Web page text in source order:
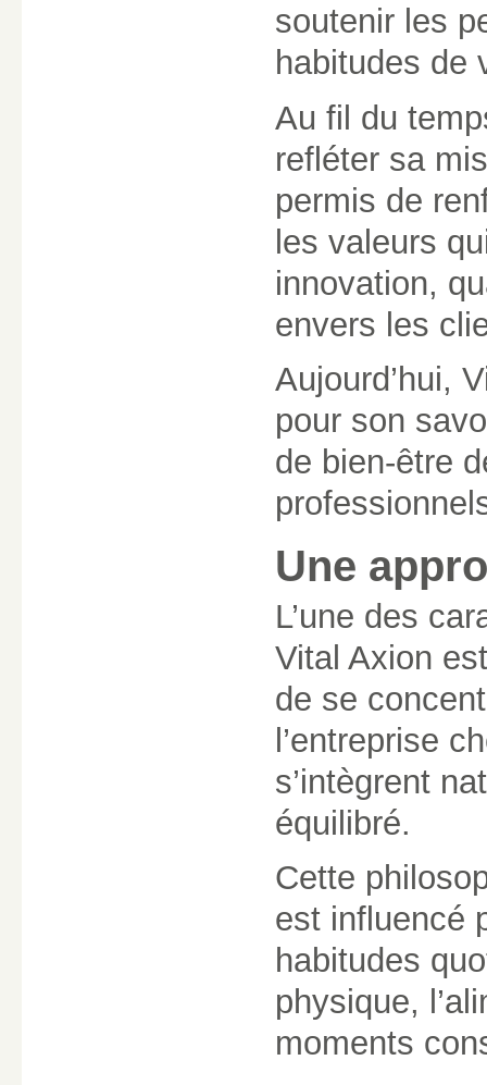
soutenir les
habitudes de
Au fil du
refléter sa
permis de
les valeurs
innovation,
envers les
Aujourd’hui,
pour son
de bien-être
Une
L’une des
Vital Axion
de se
l’entreprise
s’intègrent
équilibré.
Cette
est influencé
habitudes
physique,
moments